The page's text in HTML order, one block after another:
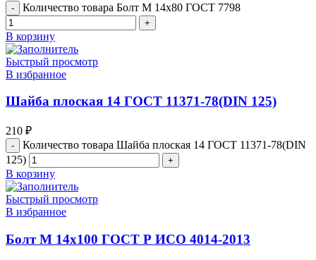
Количество товара Болт М 14х80 ГОСТ 7798
В корзину
Быстрый просмотр
В избранное
Шайба плоская 14 ГОСТ 11371-78(DIN 125)
210 ₽
Количество товара Шайба плоская 14 ГОСТ 11371-78(DIN
125)
В корзину
Быстрый просмотр
В избранное
Болт М 14х100 ГОСТ Р ИСО 4014-2013